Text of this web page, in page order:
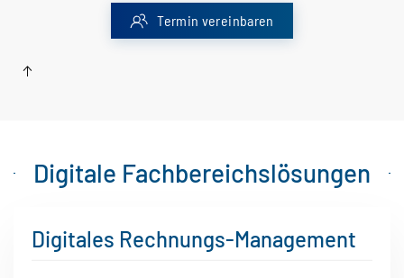
Termin vereinbaren
Digitale Fachbereichslösungen
Digitales Rechnungs-Management